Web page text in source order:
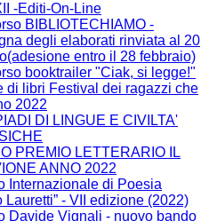
-Editi-On-Line
BIBLIOTECHIAMO -
degli elaborati rinviata al 20
entro il 28 febbraio)
booktrailer "Ciak, si legge!"
di libri Festival dei ragazzi che
2022
DI LINGUE E CIVILTA'
PREMIO LETTERARIO IL
ANNO 2022
Internazionale di Poesia
Lauretti” - VII edizione (2022)
Davide Vignali - nuovo bando